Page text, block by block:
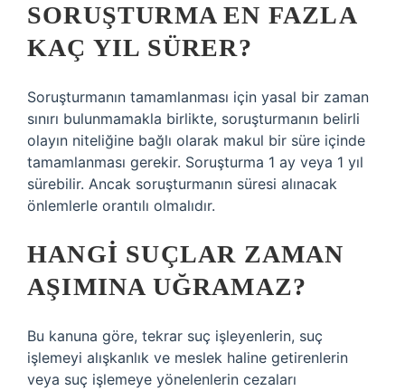
SORUŞTURMA EN FAZLA
KAÇ YIL SÜRER?
Soruşturmanın tamamlanması için yasal bir zaman
sınırı bulunmamakla birlikte, soruşturmanın belirli
olayın niteliğine bağlı olarak makul bir süre içinde
tamamlanması gerekir. Soruşturma 1 ay veya 1 yıl
sürebilir. Ancak soruşturmanın süresi alınacak
önlemlerle orantılı olmalıdır.
HANGI SUÇLAR ZAMAN
AŞIMINA UĞRAMAZ?
Bu kanuna göre, tekrar suç işleyenlerin, suç
işlemeyi alışkanlık ve meslek haline getirenlerin
veya suç işlemeye yönelenlerin cezaları